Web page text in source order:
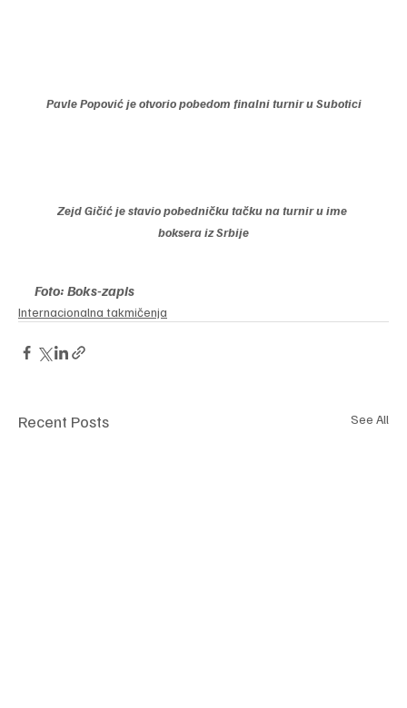
Pavle Popović je otvorio pobedom finalni turnir u Subotici
Zejd Gičić je stavio pobedničku tačku na turnir u ime
boksera iz Srbije
Foto: Boks-zapis
Internacionalna takmičenja
Recent Posts See All